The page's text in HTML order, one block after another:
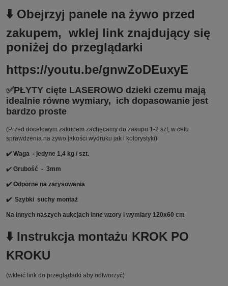
⬇️ Obejrzyj panele na żywo przed
zakupem, wklej link znajdujący się
poniżej do przeglądarki
https://youtu.be/gnwZoDEuxyE
✅PŁYTY cięte LASEROWO dzieki czemu mają
idealnie równe wymiary, ich dopasowanie jest
bardzo proste
(Przed docelowym zakupem zachęcamy do zakupu 1-2 szt, w celu
sprawdzenia na żywo jakości wydruku jak i kolorystyki)
✔️ Waga - jedyne 1,4 kg / szt.
✔️ Grubość - 3mm
✔️ Odporne na zarysowania
✔️ Szybki suchy montaż
Na innych naszych aukcjach inne wzory i wymiary 120x60 cm
⬇️ Instrukcja montażu KROK PO
KROKU
(wkleić link do przeglądarki aby odtworzyć)